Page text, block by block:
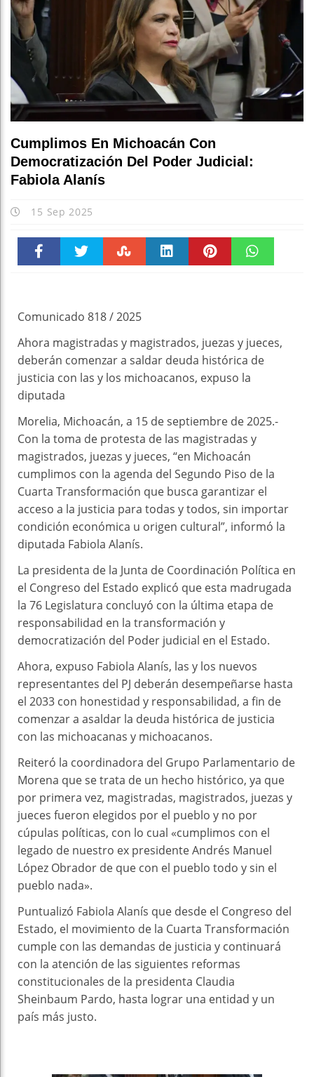
Cumplimos En Michoacán Con
Democratización Del Poder Judicial:
Fabiola Alanís
15 Sep 2025
Comunicado 818 / 2025
Ahora magistradas y magistrados, juezas y jueces,
deberán comenzar a saldar deuda histórica de
justicia con las y los michoacanos, expuso la
diputada
Morelia, Michoacán, a 15 de septiembre de 2025.-
Con la toma de protesta de las magistradas y
magistrados, juezas y jueces, “en Michoacán
cumplimos con la agenda del Segundo Piso de la
Cuarta Transformación que busca garantizar el
acceso a la justicia para todas y todos, sin importar
condición económica u origen cultural”, informó la
diputada Fabiola Alanís.
La presidenta de la Junta de Coordinación Política en
el Congreso del Estado explicó que esta madrugada
la 76 Legislatura concluyó con la última etapa de
responsabilidad en la transformación y
democratización del Poder judicial en el Estado.
Ahora, expuso Fabiola Alanís, las y los nuevos
representantes del PJ deberán desempeñarse hasta
el 2033 con honestidad y responsabilidad, a fin de
comenzar a asaldar la deuda histórica de justicia
con las michoacanas y michoacanos.
Reiteró la coordinadora del Grupo Parlamentario de
Morena que se trata de un hecho histórico, ya que
por primera vez, magistradas, magistrados, juezas y
jueces fueron elegidos por el pueblo y no por
cúpulas políticas, con lo cual «cumplimos con el
legado de nuestro ex presidente Andrés Manuel
López Obrador de que con el pueblo todo y sin el
pueblo nada».
Puntualizó Fabiola Alanís que desde el Congreso del
Estado, el movimiento de la Cuarta Transformación
cumple con las demandas de justicia y continuará
con la atención de las siguientes reformas
constitucionales de la presidenta Claudia
Sheinbaum Pardo, hasta lograr una entidad y un
país más justo.